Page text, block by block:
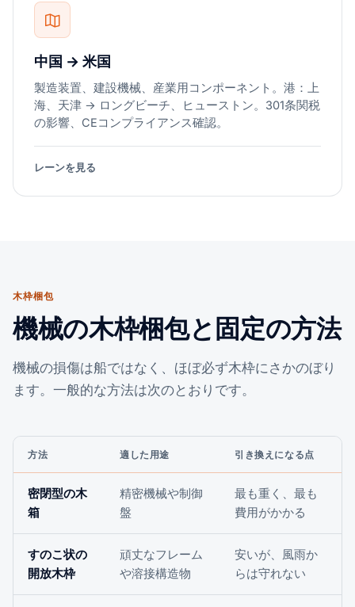
中国 → 米国
製造装置、建設機械、産業用コンポーネント。港：上
海、天津 → ロングビーチ、ヒューストン。301条関税
の影響、CEコンプライアンス確認。
レーンを見る
木枠梱包
機械の木枠梱包と固定の方法
機械の損傷は船ではなく、ほぼ必ず木枠にさかのぼり
ます。一般的な方法は次のとおりです。
方法 適した用途 引き換えになる点
密閉型の木
箱
精密機械や制御
盤
最も重く、最も
費用がかかる
すのこ状の
開放木枠
頑丈なフレーム
や溶接構造物
安いが、風雨か
らは守れない